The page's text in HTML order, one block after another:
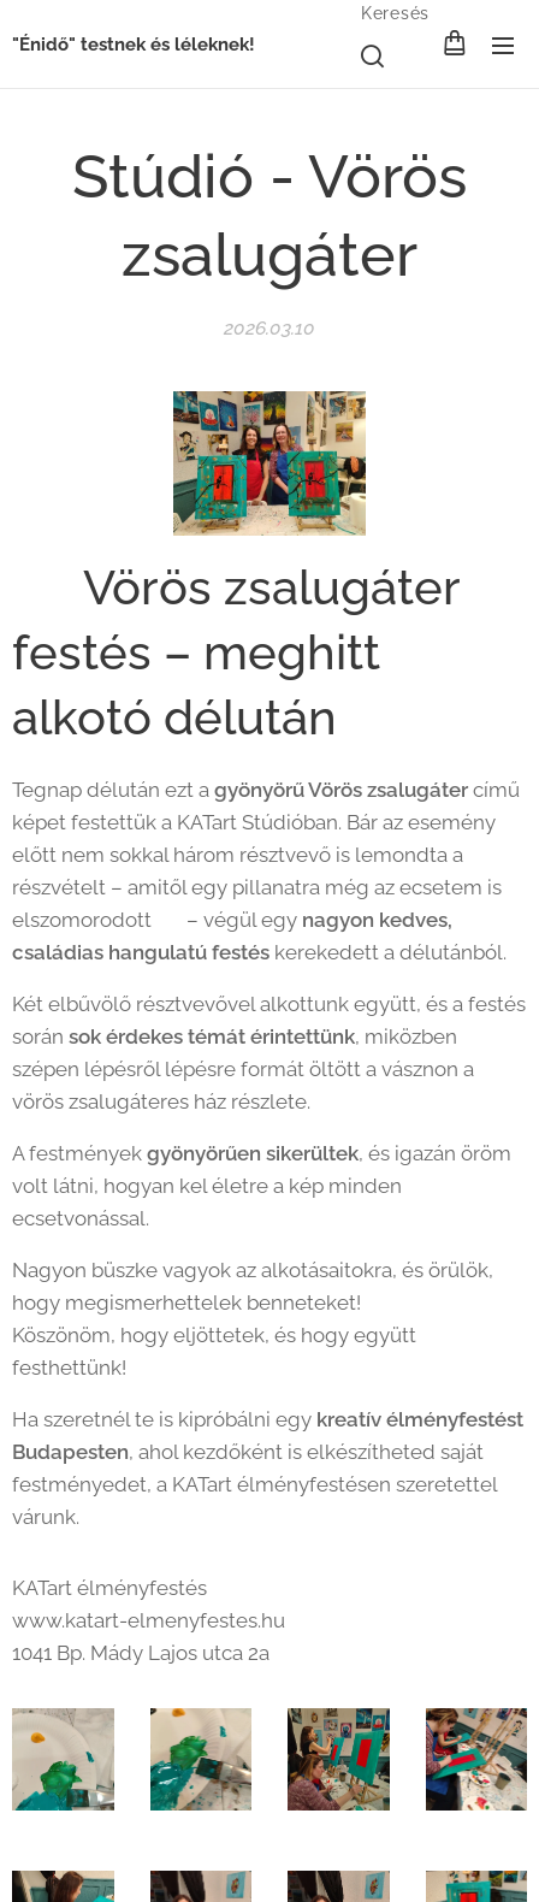
"Énidő" testnek és léleknek!
Keresés
Stúdió - Vörös
zsalugáter
2026.03.10
🎨 Vörös zsalugáter
festés – meghitt
alkotó délután 🎨
Tegnap délután ezt a gyönyörű Vörös zsalugáter című
képet festettük a KATart Stúdióban. Bár az esemény
előtt nem sokkal három résztvevő is lemondta a
részvételt – amitől egy pillanatra még az ecsetem is
elszomorodott 😢 – végül egy nagyon kedves,
családias hangulatú festés kerekedett a délutánból.
Két elbűvölő résztvevővel alkottunk együtt, és a festés
során sok érdekes témát érintettünk, miközben
szépen lépésről lépésre formát öltött a vásznon a
vörös zsalugáteres ház részlete.
A festmények gyönyörűen sikerültek, és igazán öröm
volt látni, hogyan kel életre a kép minden
ecsetvonással.
Nagyon büszke vagyok az alkotásaitokra, és örülök,
hogy megismerhettelek benneteket!
Köszönöm, hogy eljöttetek, és hogy együtt
festhettünk! 🎨
Ha szeretnél te is kipróbálni egy kreatív élményfestést
Budapesten, ahol kezdőként is elkészítheted saját
festményedet, a KATart élményfestésen szeretettel
várunk.
KATart élményfestés
www.katart-elmenyfestes.hu
1041 Bp. Mády Lajos utca 2a